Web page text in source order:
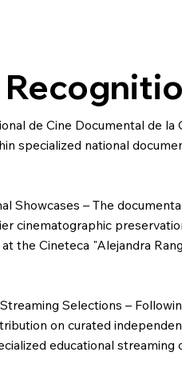
de Cine Documental de la
specialized national
Showcases – The
cinematographic
the Cineteca "Alejandra
Selections –
on curated
educational streaming